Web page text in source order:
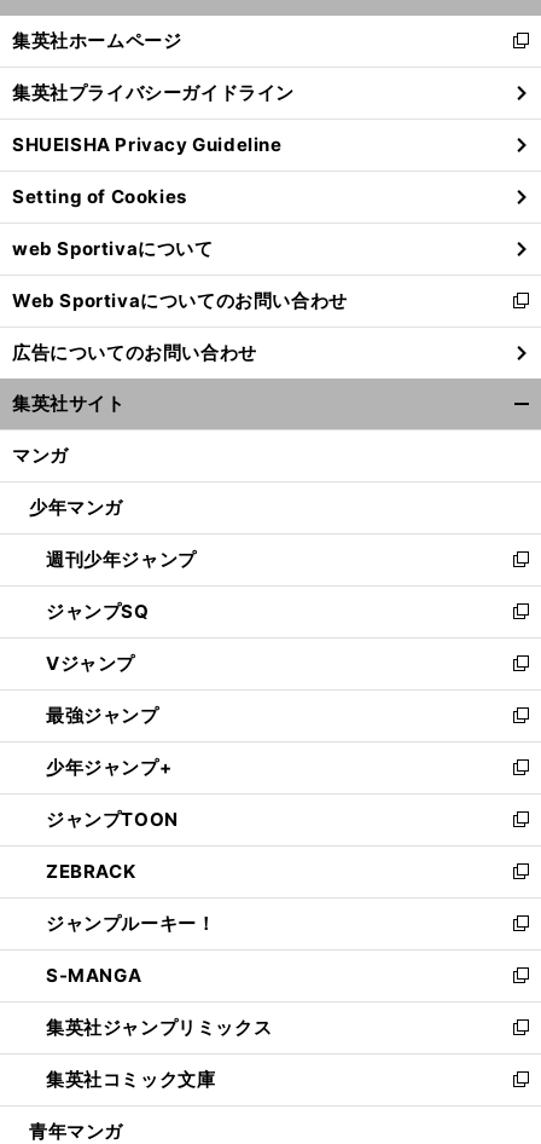
閉
る
集英社ホームページ
新
し
い
ウ
ィ
ン
ド
ウ
で
開
く
集英社プライバシーガイドライン
SHUEISHA Privacy Guideline
Setting of Cookies
web Sportivaについて
Web Sportivaについてのお問い合わせ
新
し
い
ウ
ィ
ン
ウ
開
く
広告についてのお問い合わせ
集英社サイト
マンガ
少年マンガ
週刊少年ジャンプ
新
し
い
ウ
ィ
ン
ド
ウ
で
開
く
ジャンプSQ
新
し
い
ウ
ィ
ン
ド
ウ
で
開
く
Vジャンプ
新
し
い
ウ
ィ
ン
ド
ウ
で
開
く
最強ジャンプ
新
し
い
ウ
ィ
ン
ド
ウ
で
開
く
少年ジャンプ+
新
し
い
ウ
ィ
ン
ド
ウ
で
開
く
ジャンプTOON
新
し
い
ウ
ィ
ン
ド
ウ
で
開
く
ZEBRACK
新
し
い
ウ
ィ
ン
ド
ウ
で
開
ジャンプルーキー！
新
し
い
ウ
ィ
ン
ド
ウ
S-MANGA
新
し
い
ウ
ィ
ン
集英社ジャンプリミックス
新
し
い
ウ
集英社コミック文庫
新
し
青年マンガ